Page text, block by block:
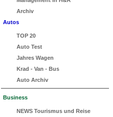
Archiv
Autos
TOP 20
Auto Test
Jahres Wagen
Krad - Van - Bus
Auto Archiv
Business
NEWS Tourismus und Reise